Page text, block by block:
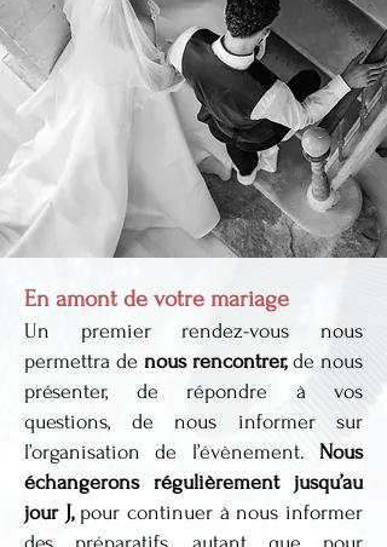
En amont de votre mariage
Un premier rendez-vous nous
permettra de nous rencontrer,de nous
présenter, de répondre à vos
questions, de nous informer sur
l’organisation de l’évènement. Nous
échangerons régulièrement jusqu’au
jour J,pour continuer à nous informer